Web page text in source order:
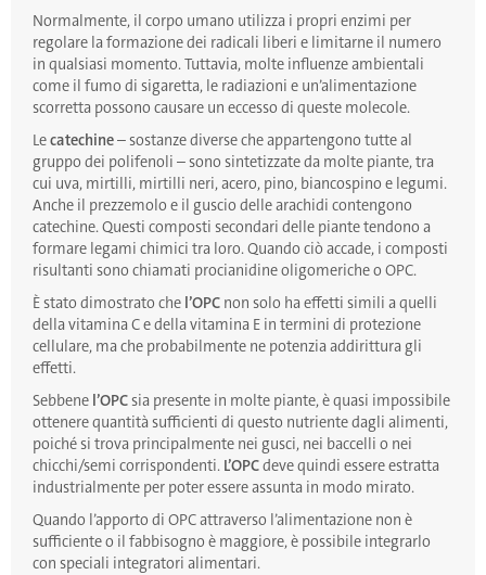
Normalmente, il corpo umano utilizza i propri enzimi per
regolare la formazione dei radicali liberi e limitarne il numero
in qualsiasi momento. Tuttavia, molte influenze ambientali
come il fumo di sigaretta, le radiazioni e un’alimentazione
scorretta possono causare un eccesso di queste molecole.
Lecatechine– sostanze diverse che appartengono tutte al
gruppo dei polifenoli – sono sintetizzate da molte piante, tra
cui uva, mirtilli, mirtilli neri, acero, pino, biancospino e legumi.
Anche il prezzemolo e il guscio delle arachidi contengono
catechine. Questi composti secondari delle piante tendono a
formare legami chimici tra loro. Quando ciò accade, i composti
risultanti sono chiamati procianidine oligomeriche o OPC.
È stato dimostrato che l’OPC non solo ha effetti simili a quelli
della vitamina C e della vitamina E in termini di protezione
cellulare, ma che probabilmente ne potenzia addirittura gli
effetti.
Sebbene l’OPCsia presente in molte piante, è quasi impossibile
ottenere quantità sufficienti di questo nutriente dagli alimenti,
poiché si trova principalmente nei gusci, nei baccelli o nei
chicchi/semi corrispondenti. L’OPCdeve quindi essere estratta
industrialmente per poter essere assunta in modo mirato.
Quando l’apporto di OPC attraverso l’alimentazione non è
sufficiente o il fabbisogno è maggiore, è possibile integrarlo
con speciali integratori alimentari.